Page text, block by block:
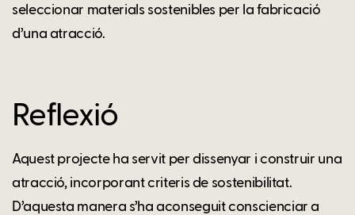
seleccionar materials sostenibles per la fabricació
d’una atracció.
Reflexió
Aquest projecte ha servit per dissenyar i construir una
atracció, incorporant criteris de sostenibilitat.
D’aquesta manera s’ha aconseguit conscienciar a